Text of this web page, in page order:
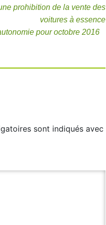
prohibition de la vente des
voitures à essence
pour octobre 201­6
sont indiqués avec